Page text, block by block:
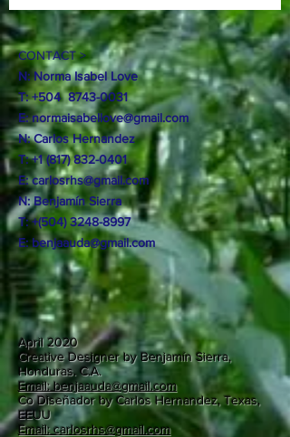
CONTACT >
N: Norma Isabel Love
T: +5048743-0031
E:normaisabellove@gmail.com
N: Carlos Hernandez
T:+1 (817) 832-0401
E:carlosrhs@gmail.com
N:BenjamínSierra
T: +(504)3248-8997
E: benjaauda@gmail.com
April 2020
Creative Designer by Benjamín Sierra,
Honduras. C.A.
Email: benjaauda@gmail.com
Co Diseñador by Carlos Hernandez, Texas,
EEUU
Email: carlosrhs@gmail.com